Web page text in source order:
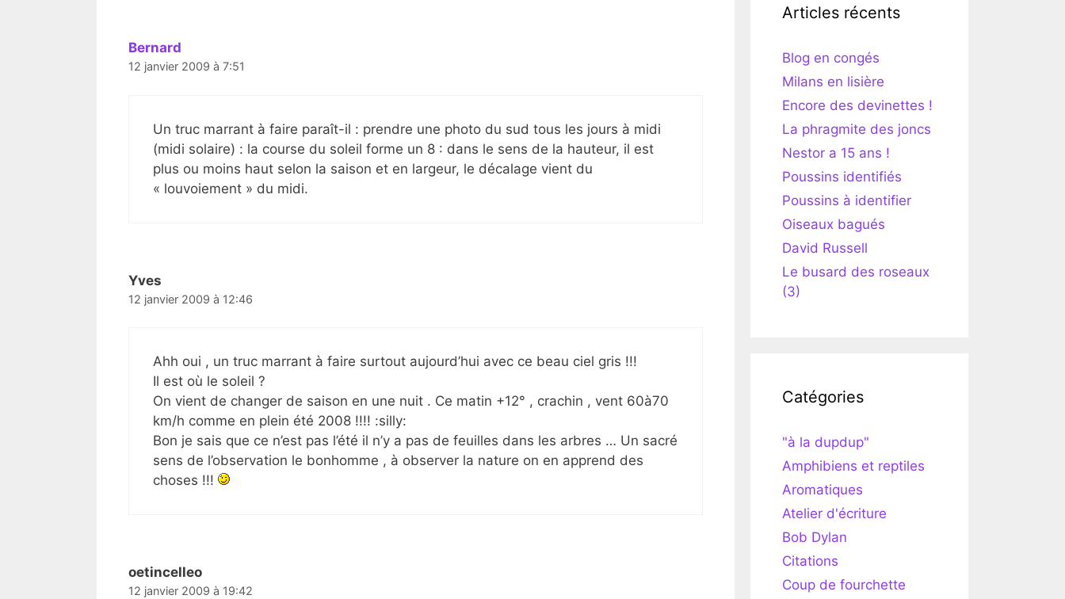
Bernard
12 janvier 2009 à 7:51
Un truc marrant à faire paraît-il : prendre une photo du sud tous les jours à midi
(midi solaire) : la course du soleil forme un 8 : dans le sens de la hauteur, il est
plus ou moins haut selon la saison et en largeur, le décalage vient du
« louvoiement » du midi.
Yves
12 janvier 2009 à 12:46
Ahh oui , un truc marrant à faire surtout aujourd’hui avec ce beau ciel gris !!!
Il est où le soleil ?
On vient de changer de saison en une nuit . Ce matin +12° , crachin , vent 60à70
km/h comme en plein été 2008 !!!! :silly:
Bon je sais que ce n’est pas l’été il n’y a pas de feuilles dans les arbres … Un sacré
sens de l’observation le bonhomme , à observer la nature on en apprend des
choses !!!
oetincelleo
12 janvier 2009 à 19:42
Articles récents
Blog en congés
Milans en lisière
Encore des devinettes !
La phragmite des joncs
Nestor a 15 ans !
Poussins identifiés
Poussins à identifier
Oiseaux bagués
David Russell
Le busard des roseaux
(3)
Catégories
"à la dupdup"
Amphibiens et reptiles
Aromatiques
Atelier d'écriture
Bob Dylan
Citations
Coup de fourchette